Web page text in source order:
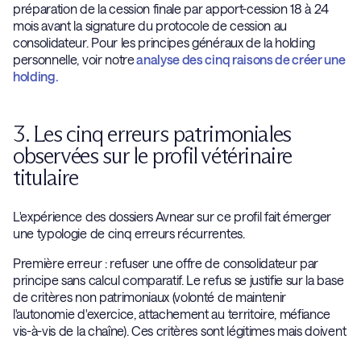
préparation de la cession finale par apport-cession 18 à 24
mois avant la signature du protocole de cession au
consolidateur. Pour les principes généraux de la holding
personnelle, voir notreanalyse des cinq raisons de créer une
holding.
3. Les cinq erreurs patrimoniales
observées sur le profil vétérinaire
titulaire
L'expérience des dossiers Avnear sur ce profil fait émerger
une typologie de cinq erreurs récurrentes.
Première erreur : refuser une offre de consolidateur par
principe sans calcul comparatif. Le refus se justifie sur la base
de critères non patrimoniaux (volonté de maintenir
l'autonomie d'exercice, attachement au territoire, méfiance
vis-à-vis de la chaîne). Ces critères sont légitimes mais doivent